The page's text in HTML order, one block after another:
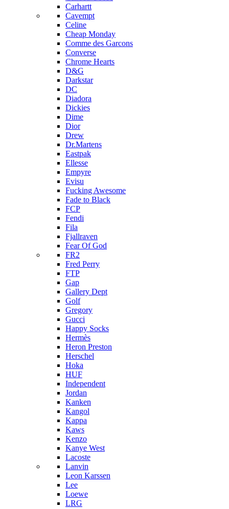
Carhartt
Cavempt
Celine
Cheap Monday
Comme des Garcons
Converse
Chrome Hearts
D&G
Darkstar
DC
Diadora
Dickies
Dime
Dior
Drew
Dr.Martens
Eastpak
Ellesse
Empyre
Evisu
Fucking Awesome
Fade to Black
FCP
Fendi
Fila
Fjallraven
Fear Of God
FR2
Fred Perry
FTP
Gap
Gallery Dept
Golf
Gregory
Gucci
Happy Socks
Hermès
Heron Preston
Hersсhel
Hoka
HUF
Independent
Jordan
Kanken
Kangol
Kappa
Kaws
Kenzo
Kanye West
Lacoste
Lanvin
Leon Karssen
Lee
Loewe
LRG